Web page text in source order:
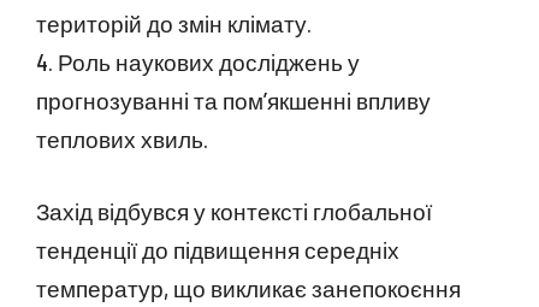
територій до змін клімату.
4. Роль наукових досліджень у
прогнозуванні та пом’якшенні впливу
теплових хвиль.
Захід відбувся у контексті глобальної
тенденції до підвищення середніх
температур, що викликає занепокоєння